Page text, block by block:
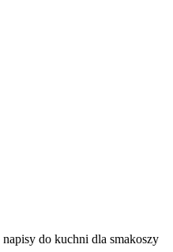
do kuchni dla smakoszy